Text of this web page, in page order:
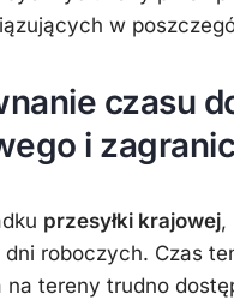
w
czasu
i
przesyłki krajowej,
roboczych. Czas
na tereny trudno